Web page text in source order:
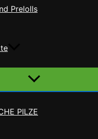
Prelolls
Menü
PILZE